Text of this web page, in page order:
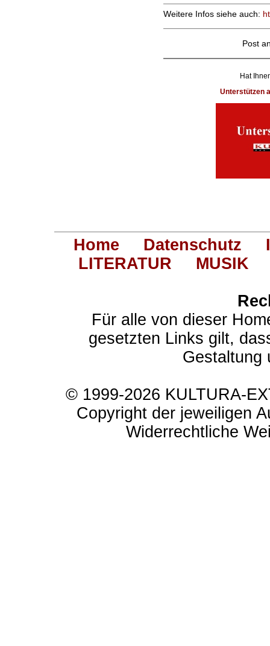
Weitere Infos siehe auch:
Post
Hat
Unterstützen
Home Datenschutz
LITERATUR
MUSIK
Für alle von dieser
gesetzten Links gilt,
Gestaltung
© 1999-2026 KULTURA-
Copyright der jeweiligen
Widerrechtliche